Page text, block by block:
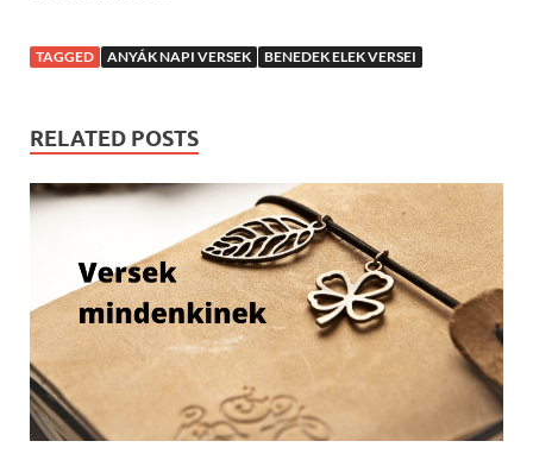
TAGGED ANYÁK NAPI VERSEK BENEDEK ELEK VERSEI
RELATED POSTS